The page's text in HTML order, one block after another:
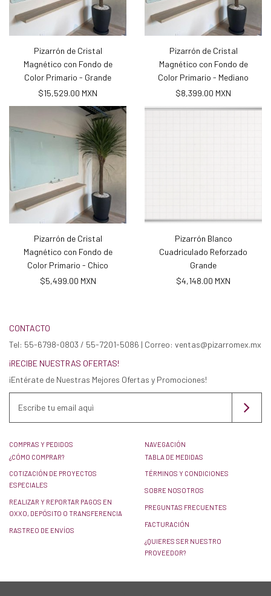
Pizarrón de Cristal
Magnético con Fondo de
Color Primario - Grande
$15,529.00 MXN
Pizarrón de Cristal
Magnético con Fondo de
Color Primario - Mediano
$8,399.00 MXN
Pizarrón de Cristal
Magnético con Fondo de
Color Primario - Chico
$5,499.00 MXN
Pizarrón Blanco
Cuadriculado Reforzado
Grande
$4,148.00 MXN
CONTACTO
Tel: 55-6798-0803 / 55-7201-5086 | Correo: ventas@pizarromex.mx
¡RECIBE NUESTRAS OFERTAS!
¡Entérate de Nuestras Mejores Ofertas y Promociones!
COMPRAS Y PEDIDOS
¿CÓMO COMPRAR?
COTIZACIÓN DE PROYECTOS
ESPECIALES
REALIZAR Y REPORTAR PAGOS EN
OXXO, DEPÓSITO O TRANSFERENCIA
RASTREO DE ENVÍOS
NAVEGACIÓN
TABLA DE MEDIDAS
TÉRMINOS Y CONDICIONES
SOBRE NOSOTROS
PREGUNTAS FRECUENTES
FACTURACIÓN
¿QUIERES SER NUESTRO
PROVEEDOR?